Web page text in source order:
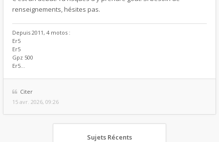
renseignements, hésites pas.
Depuis 2011, 4 motos :
Er5
Er5
Gpz 500
Er5...
Citer
15 avr. 2026, 09:26
Sujets Récents